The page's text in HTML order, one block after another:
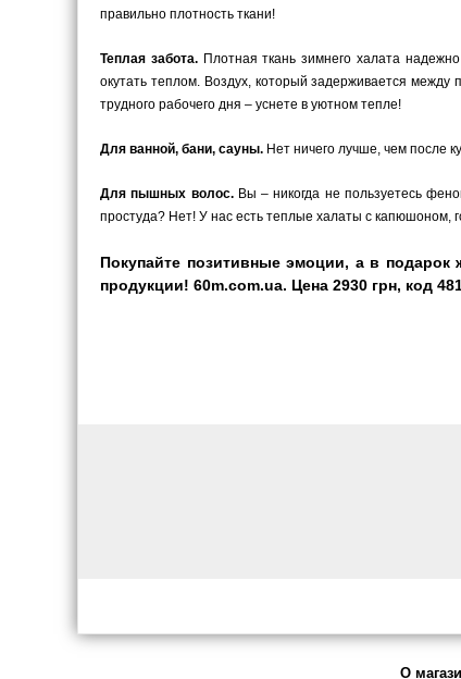
правильно плотность ткани!
Теплая забота.Плотная ткань зимнего халата
окутать теплом. Воздух, который задерживается
трудного рабочего дня – уснете в уютном тепле!
Для ванной, бани, сауны. Нет ничего лучше, чем после
Для пышных волос.Вы – никогда не пользуетесь
простуда? Нет! У нас есть теплые халаты с капюшоном,
Покупайте позитивные эмоции, а в
продукции! 60m.com.ua. Цена 2930 грн, код
О